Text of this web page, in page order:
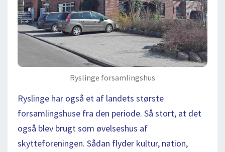
Ryslinge forsamlingshus
Ryslinge har også et af landets største
forsamlingshuse fra den periode. Så stort, at det
også blev brugt som øvelseshus af
skytteforeningen. Sådan flyder kultur, nation,